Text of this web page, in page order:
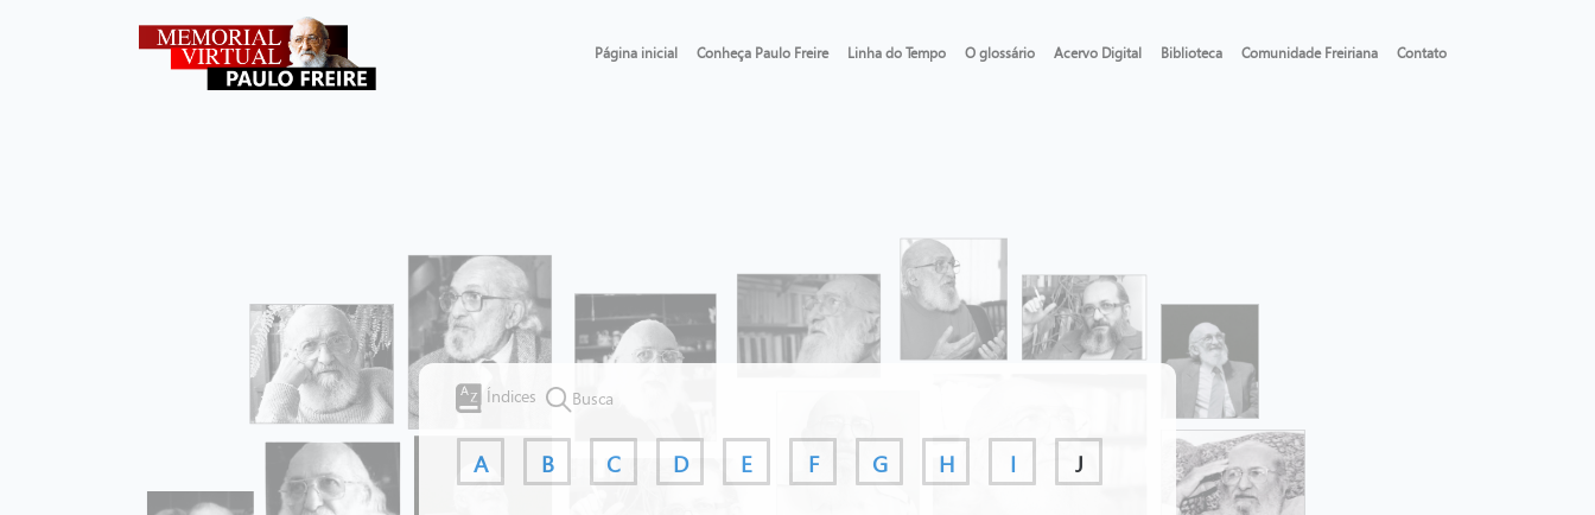
Página inicial Conheça Paulo Freire Linha do Tempo O glossário Acervo Digital Biblioteca Comunidade Freiriana Contato
Índices Busca
A B C D E F G H I J